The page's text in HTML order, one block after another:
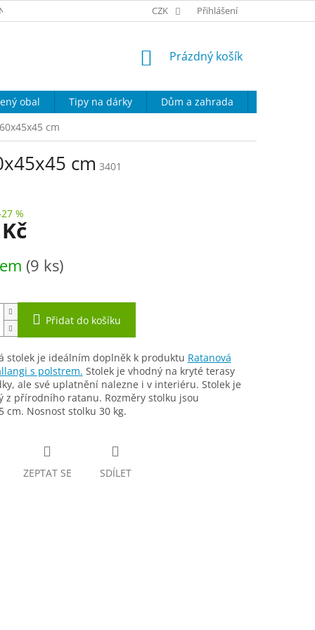
PODMÍNKY PODMÍNKY OCHRANY OSOBNÍCH
CZK Přihlášení
NÁKUPNÍ
Prázdný košík
obal Tipy na dárky Dům a zahrada
cm
cm 3401
%
(9 ks)
Přidat do košíku
stolek je ideálním doplněk k produktu Ratanová
s polstrem. Stolek je vhodný na kryté terasy
ale své uplatnění nalezne i v interiéru. Stolek je
z přírodního ratanu. Rozměry stolku jsou
cm. Nosnost stolku 30 kg.
ZEPTAT SE SDÍLET